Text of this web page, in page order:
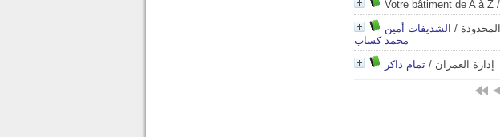
Votre bâtiment de A à Z /
/ الشديفات أمين
محمد كساب
إدارة العمران / تمام ذاكر